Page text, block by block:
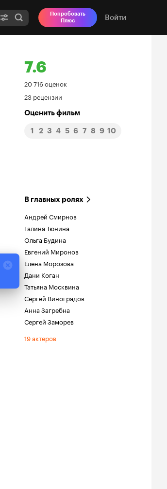
Попробовать
Плюс
Войти
7.6
Рейтинг
Кинопоиска
7.6
20 716 оценок
23 рецензии
Оценить фильм
1 2 3 4 5 6 7 8 9 10
В главных ролях
Андрей Смирнов
Галина Тюнина
Ольга Будина
Евгений Миронов
Елена Морозова
Дани Коган
Татьяна Москвина
Сергей Виноградов
Анна Загребна
Сергей Заморев
19 актеров